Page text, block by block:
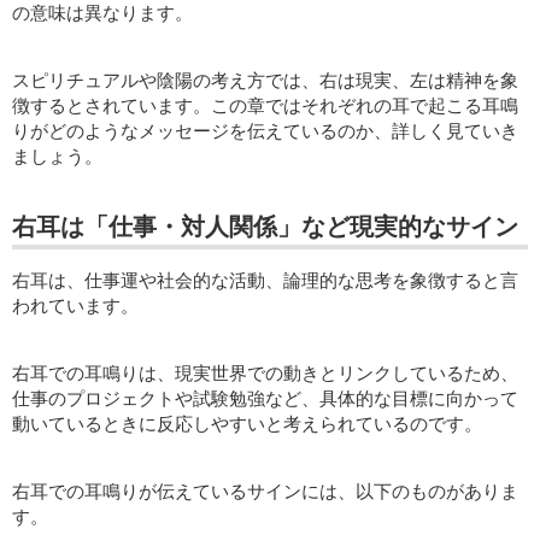
の意味は異なります。
スピリチュアルや陰陽の考え方では、右は現実、左は精神を象
徴するとされています。この章ではそれぞれの耳で起こる耳鳴
りがどのようなメッセージを伝えているのか、詳しく見ていき
ましょう。
右耳は「仕事・対人関係」など現実的なサイン
右耳は、仕事運や社会的な活動、論理的な思考を象徴すると言
われています。
右耳での耳鳴りは、現実世界での動きとリンクしているため、
仕事のプロジェクトや試験勉強など、具体的な目標に向かって
動いているときに反応しやすいと考えられているのです。
右耳での耳鳴りが伝えているサインには、以下のものがありま
す。